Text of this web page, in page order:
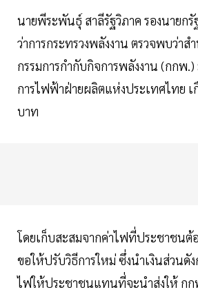
นายพีระพันธุ์ สาลีรัฐวิภาค รองนายก
ว่าการกระทรวงพลังงาน ตรวจพบว่า
กรรมการกำกับกิจการพลังงาน (กกพ
การไฟฟ้าฝ่ายผลิตแห่งประเทศไทย
บาท
โดยเก็บสะสมจากค่าไฟที่ประชาชนต้
ขอให้ปรับวิธีการใหม่ ซึ่งนำเงินส่วนดั
ไฟให้ประชาชนแทนที่จะนำส่งให้ กก